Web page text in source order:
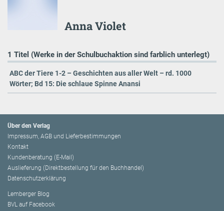
Anna Violet
1 Titel (Werke in der Schulbuchaktion sind farblich unterlegt)
ABC der Tiere 1-2 – Geschichten aus aller Welt – rd. 1000
Wörter; Bd 15: Die schlaue Spinne Anansi
Über den Verlag
Impressum, AGB und Lieferbestimmungen
Kontakt
Kundenberatung (E-Mail)
Auslieferung (Direktbestellung für den Buchhandel)
Datenschutzerklärung
Lemberger Blog
BVL auf Facebook